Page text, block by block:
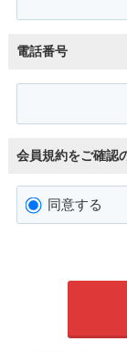
電話番号
会員規約をご確認
同意する